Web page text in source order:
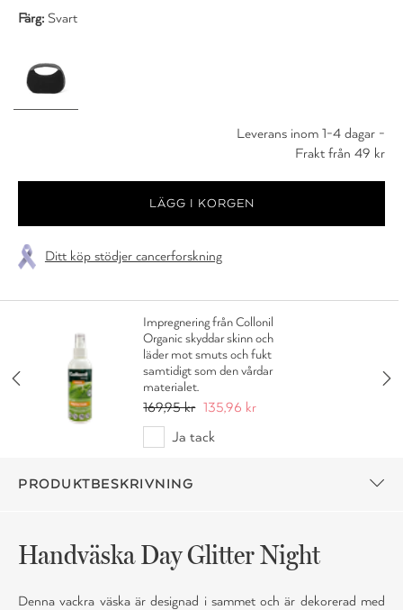
Färg: Svart
Leverans inom 1-4 dagar -
Frakt från 49 kr
Ditt köp stödjer cancerforskning
Impregnering från Collonil
Organic skyddar skinn och
läder mot smuts och fukt
samtidigt som den vårdar
materialet.
169,95 kr 135,96 kr
Ja tack
PRODUKTBESKRIVNING
Handväska Day Glitter Night
Denna vackra väska är designad i sammet och är dekorerad med